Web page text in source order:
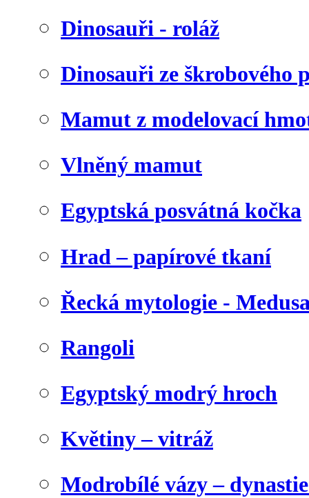
Dinosauři - roláž
Dinosauři ze škrobového
Mamut z modelovací
Vlněný mamut
Egyptská posvátná kočka
Hrad – papírové tkaní
Řecká mytologie -
Rangoli
Egyptský modrý hroch
Květiny – vitráž
Modrobílé vázy –